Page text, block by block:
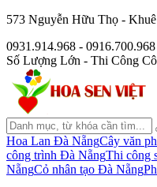
573 Nguyễn Hữu Thọ -
0931.914.968 -
Số Lượng Lớn - Thi Công
Hoa Lan Đà NẵngCây văn
công trình Đà NẵngThi công
NẵngCỏ nhân tạo Đà Nẵng